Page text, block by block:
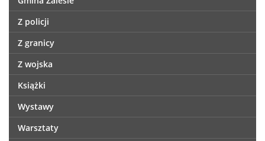
Z policji
Z granicy
Z wojska
Książki
Wystawy
Warsztaty